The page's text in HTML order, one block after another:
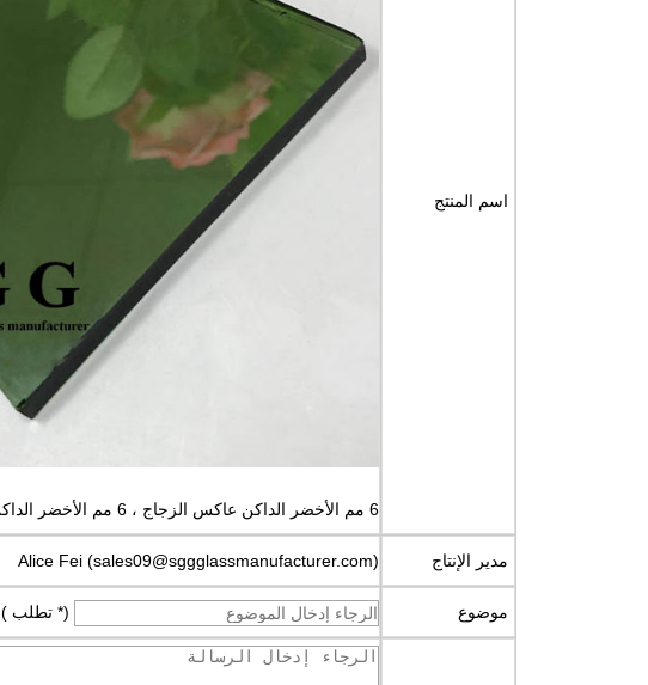
اسم المنتج
6 مم الأخضر الداكن عاكس الزجاج ، 6 مم الأخضر الداكن المغلفة الزجاج ، و 6 مم الظلام الأخضر الطاقة الشمسية الزجاج
مدير الإنتاج Alice Fei (sales09@sggglassmanufacturer.com)
موضوع (* تطلب )